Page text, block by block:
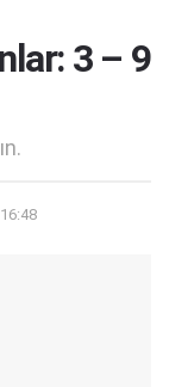
3 – 9